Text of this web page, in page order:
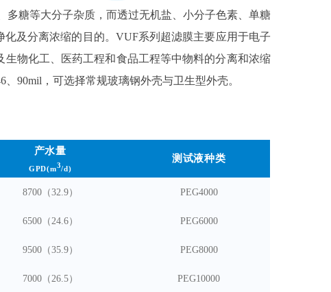
糖等大分子杂质，而透过无机盐、小分子色素、单糖
及分离浓缩的目的。VUF系列超滤膜主要应用于电子
物化工、医药工程和食品工程等中物料的分离和浓缩
90mil，可选择常规玻璃钢外壳与卫生型外壳。
产水量
GPD(m3/d)
测试液种类
8700（32.9） PEG4000
6500（24.6） PEG6000
9500（35.9） PEG8000
7000（26.5） PEG10000